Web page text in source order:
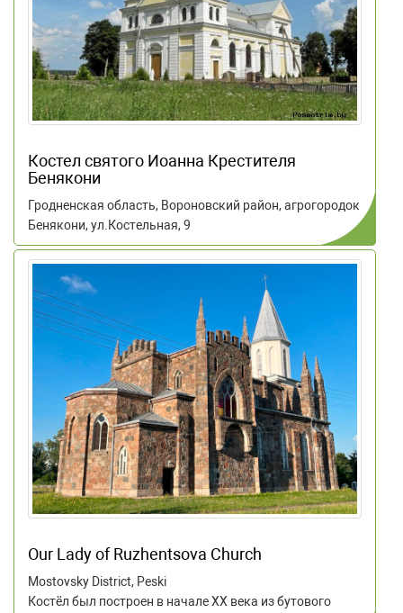
Костел святого Иоанна Крестителя
Бенякони
Гродненская область, Вороновский район, агрогородок
Бенякони, ул.Костельная, 9
Our Lady of Ruzhentsova Church
Mostovsky District, Peski
Костёл был построен в начале ХХ века из бутового